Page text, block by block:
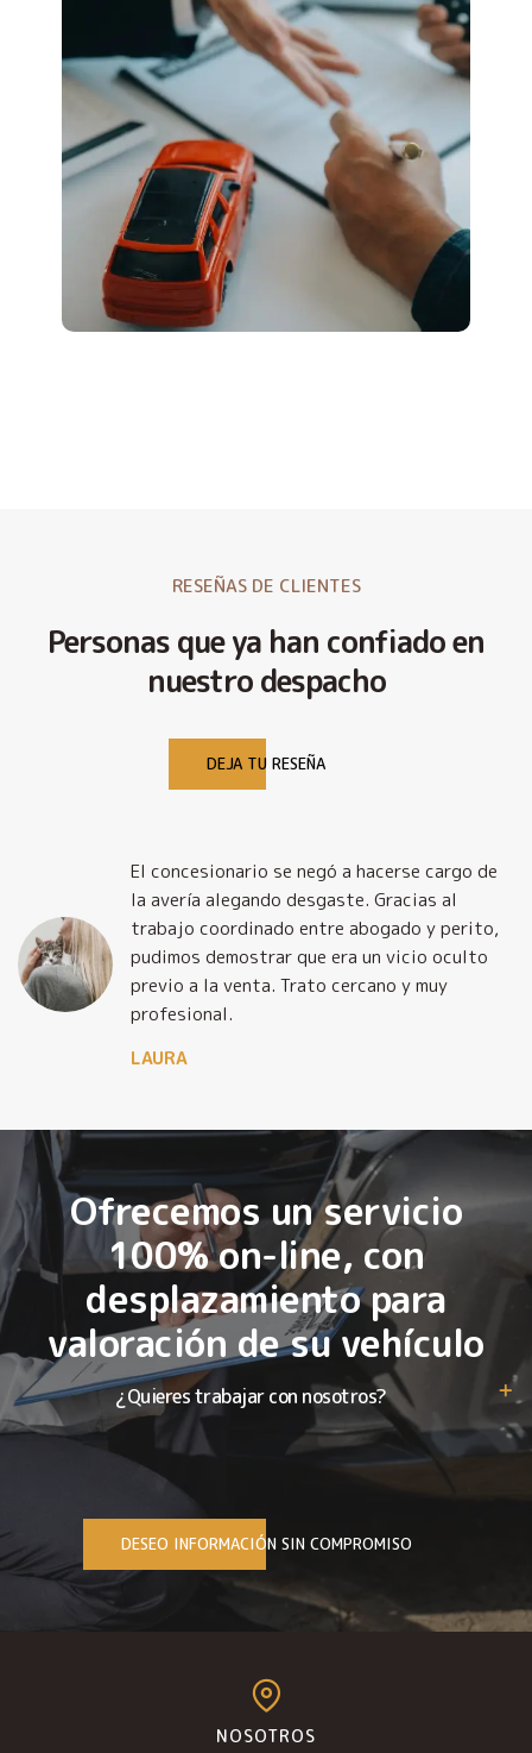
RESEÑAS DE CLIENTES
Personas que ya han confiado en
nuestro despacho
DEJA TU RESEÑA
El concesionario se negó a hacerse cargo de
la avería alegando desgaste. Gracias al
trabajo coordinado entre abogado y perito,
pudimos demostrar que era un vicio oculto
previo a la venta. Trato cercano y muy
profesional.
LAURA
Ofrecemos un servicio
100% on-line, con
desplazamiento para
valoración de su vehículo
¿Quieres trabajar con nosotros?
DESEO INFORMACIÓN SIN COMPROMISO
NOSOTROS